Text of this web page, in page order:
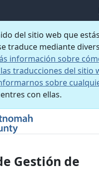
del sitio web que
traduce mediante
información sobre
traducciones del sitio
sobre
con ellas.
Gestión de